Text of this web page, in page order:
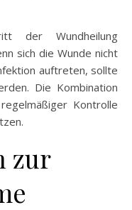
der Wundheilung
sich die Wunde nicht
auftreten, sollte
Die Kombination
Kontrolle
zur